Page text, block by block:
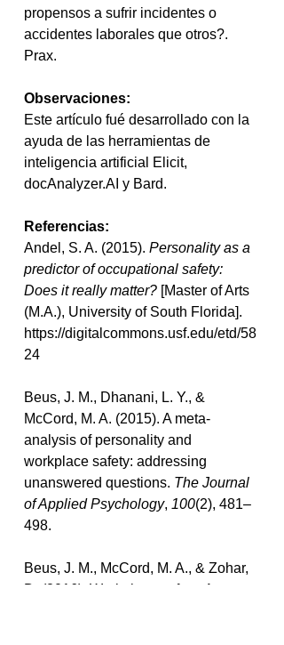
propensos a sufrir incidentes o
accidentes laborales que otros?.
Prax.
Observaciones:
Este artículo fué desarrollado con la
ayuda de las herramientas de
inteligencia artificial Elicit,
docAnalyzer.AI y Bard.
Referencias:
Andel, S. A. (2015). Personality as a
predictor of occupational safety:
Does it really matter? [Master of Arts
(M.A.), University of South Florida].
https://digitalcommons.usf.edu/etd/58
24
Beus, J. M., Dhanani, L. Y., &
McCord, M. A. (2015). A meta-
analysis of personality and
workplace safety: addressing
unanswered questions. The Journal
of Applied Psychology, 100(2), 481–
498.
Beus, J. M., McCord, M. A., & Zohar,
D. (2016). Workplace safety: A